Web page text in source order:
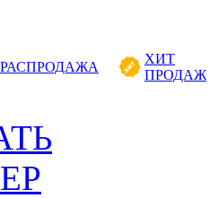
РАСПРОДАЖА
ХИТ
ПРОДАЖ